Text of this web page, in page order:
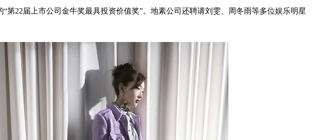
第22届上市公司金牛奖最具投资价值奖”。地素公司还聘请刘雯、周冬雨等多位娱乐明星